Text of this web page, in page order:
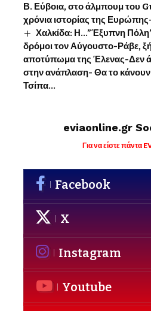
Β. Εύβοια, στο άλμπουμ του
χρόνια ιστορίας της
Χαλκίδα: Η…”Έξυπνη
δρόμοι τον Αύγουστο-Ράβε,
αποτύπωμα της Έλενας-Δεν
στην ανάπλαση- Θα το κάνουν
Τσίπα…
eviaonline.gr
Για να είστε πάντα
Facebook
X
Instagram
Youtube